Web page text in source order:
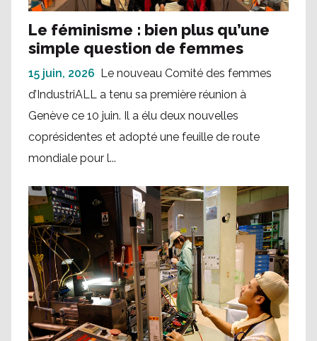
Le féminisme : bien plus qu’une
simple question de femmes
15 juin, 2026 Le nouveau Comité des femmes
d’IndustriALL a tenu sa première réunion à
Genève ce 10 juin. Il a élu deux nouvelles
coprésidentes et adopté une feuille de route
mondiale pour l...